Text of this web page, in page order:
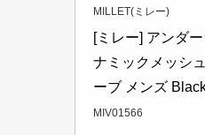
MILLET(ミレー)
[ミレー] アンダ
ナミックメッシ
ーブ メンズ
MIV01566